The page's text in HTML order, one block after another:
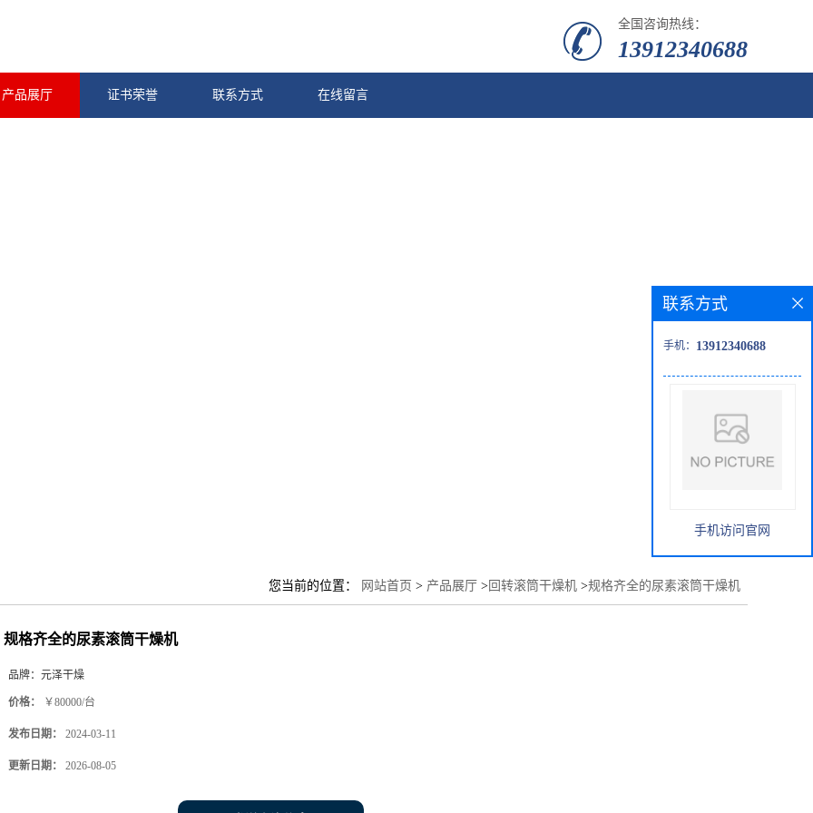
全国咨询热线：
13912340688
产品展厅 证书荣誉 联系方式 在线留言
您当前的位置： 网站首页 > 产品展厅 > 回转滚筒干燥机 >规格齐全的尿素滚筒干燥机
规格齐全的尿素滚筒干燥机
品牌： 元泽干燥
价格： ￥80000/台
发布日期： 2024-03-11
更新日期： 2026-08-05
联系方式
手机： 13912340688
手机访问官网